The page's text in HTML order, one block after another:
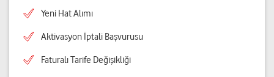
Yeni Hat Alımı
Aktivasyon İptali Başvurusu
Faturalı Tarife Değişikliği